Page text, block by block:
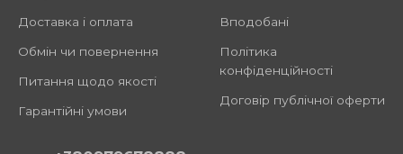
Доставка і оплата
Обмін чи повернення
Питання щодо якості
Гарантійні умови
Вподобані
Політика
конфіденційності
Договір публічної оферти